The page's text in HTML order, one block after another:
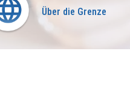
Über die Grenze